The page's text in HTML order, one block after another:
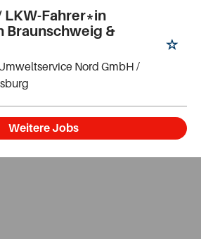
Fahrer*in
Braunschweig &
Nord GmbH /
Weitere Jobs